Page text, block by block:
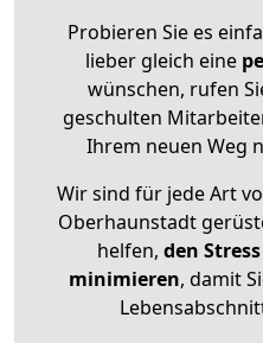
Probieren Sie es
lieber gleich eine
wünschen, rufen
geschulten
Ihrem neuen Weg
Wir sind für jede Art
Oberhaunstadt
helfen, den
minimieren, damit